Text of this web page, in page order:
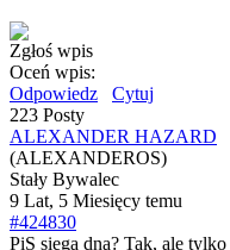
Zgłoś wpis
Oceń wpis:
Odpowiedz
Cytuj
223 Posty
ALEXANDER HAZARD
(ALEXANDEROS)
Stały Bywalec
9 Lat, 5 Miesięcy temu
#424830
PiS sięga dna? Tak, ale